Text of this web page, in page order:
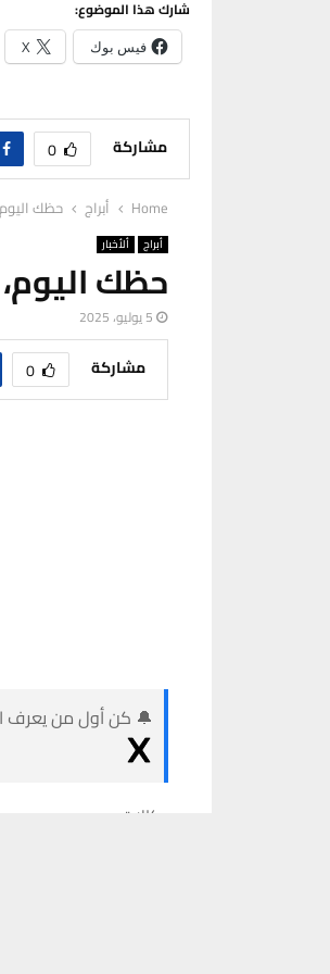
شارك هذا الموضوع:
فيس بوك X
مشاركة 0
Home أبراج حظك
أبراج ألأخبار
حظك
5 يوليو، 2025
مشاركة 0
🔔 كن أول من يعرف
وكالات: